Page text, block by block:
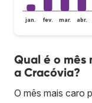
jan. fev. mar. abr.
Qual é o mês
a Cracóvia?
O mês mais caro